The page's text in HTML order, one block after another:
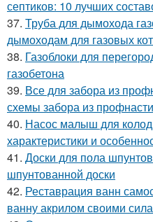
септиков: 10 лучших
37. Труба для дымохода
дымоходам для газовых
38. Газоблоки для
газобетона
39. Все для забора из
схемы забора из
40. Насос малыш для
характеристики и
41. Доски для пола
шпунтованной доски
42. Реставрация ванн
ванну акрилом своими